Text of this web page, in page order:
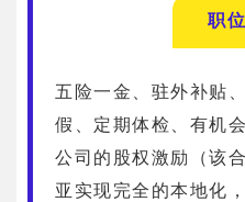
职
五险一金、驻外补贴
假、定期体检、有机
公司的股权激励（该
亚实现完全的本地化